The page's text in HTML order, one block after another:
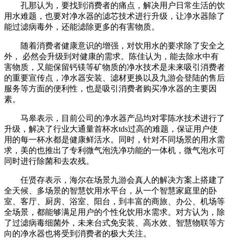
孔那认为，要找到消费者的痛点，解决用户日常生活的饮
用水难题，也要对净水器的滤芯技术进行升级，让净水器除了
能过滤病毒外，还能滤除更多的有害物质。
随着消费者健康意识的增强，对饮用水的要求除了安全之
外， 必然会升级到对健康的需求。陈佳认为，能去除水中有
害物质，又能保留钙镁等矿物质的净水技术是未来吸引消费者
的重要宣传点，净水器安装、滤材更换以及九游会登陆的售后
服务等方面的便利性，也是吸引消费者购买净水器的主要因
素。
马皋表示，目前公司的净水器产品均对零陈水技术进行了
升级，解决了行业大通量首杯水tds过高的难题，保证用户使
用的每一杯水都是健康鲜活水。同时，针对不同场景的用水需
求，美的也推出了专利微气泡洗净功能的一体机，微气泡水可
同时进行除菌和去农残。
任贤存表示，海尔在场景九游会真人的解决方案上搭建了
全天候、多场景的智慧饮用水平台，从一个智慧家庭里的卧
室、客厅、厨房、浴室、阳台，到丰富的商旅、办公、机场等
全场景，都能够满足用户的个性化饮用水需求。对方认为，除
了过滤病毒细菌外，未来台式免安装、高水效、智慧物联等方
向的净水器也将受到消费者的极大关注。